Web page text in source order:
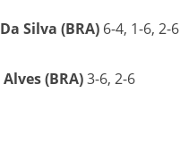
Silva (BRA)6-4, 1-6, 2-6
(BRA)3-6, 2-6